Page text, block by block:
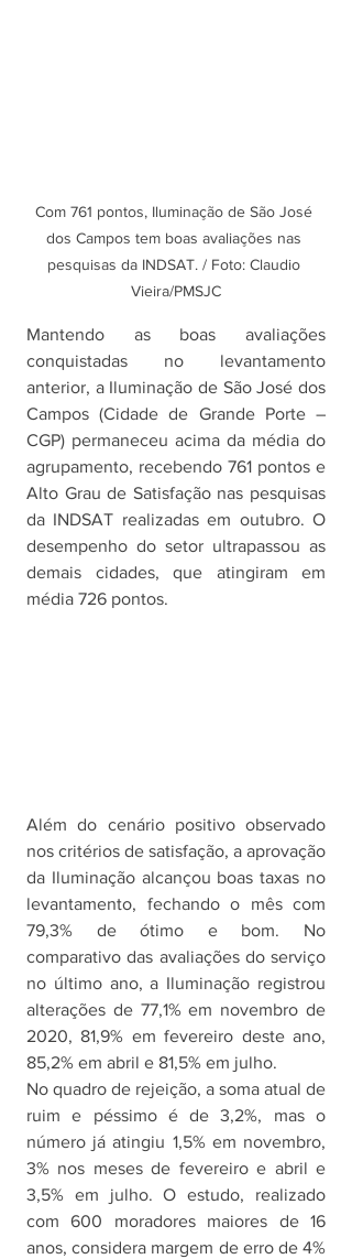
Com 761 pontos, Iluminação de São José
dos Campos tem boas avaliações nas
pesquisas da INDSAT. / Foto: Claudio
Vieira/PMSJC
Mantendo as boas avaliações
conquistadas no levantamento
anterior, a Iluminação de São José dos
Campos (Cidade de Grande Porte –
CGP) permaneceu acima da média do
agrupamento, recebendo 761 pontos e
Alto Grau de Satisfação nas pesquisas
da INDSAT realizadas em outubro. O
desempenho do setor ultrapassou as
demais cidades, que atingiram em
média 726 pontos.
Além do cenário positivo observado
nos critérios de satisfação, a aprovação
da Iluminação alcançou boas taxas no
levantamento, fechando o mês com
79,3% de ótimo e bom. No
comparativo das avaliações do serviço
no último ano, a Iluminação registrou
alterações de 77,1% em novembro de
2020, 81,9% em fevereiro deste ano,
85,2% em abril e 81,5% em julho.
No quadro de rejeição, a soma atual de
ruim e péssimo é de 3,2%, mas o
número já atingiu 1,5% em novembro,
3% nos meses de fevereiro e abril e
3,5% em julho. O estudo, realizado
com 600 moradores maiores de 16
anos, considera margem de erro de 4%